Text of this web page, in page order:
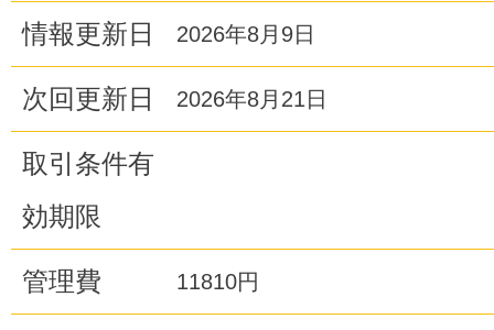
情報更新日 2026年8月9日
次回更新日 2026年8月21日
取引条件有
効期限
管理費 11810円